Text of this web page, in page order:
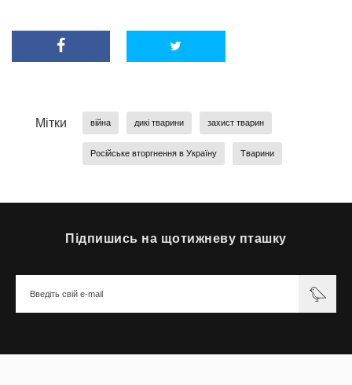
Мітки війна дикі тварини захист тварин
Російське вторгнення в Україну Тварини
Підпишись на щотижневу пташку